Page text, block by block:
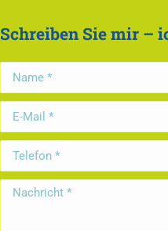
Schreiben Sie mir –
Name *
E-Mail *
Telefon *
Nachricht *